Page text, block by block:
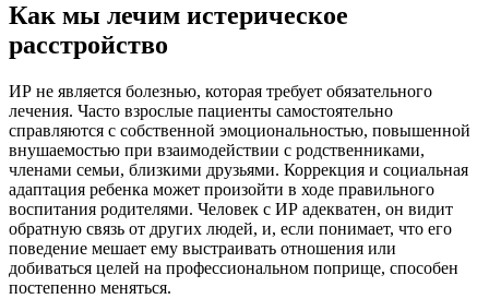
Как мы лечим истерическое
расстройство
ИР не является болезнью, которая требует обязательного
лечения. Часто взрослые пациенты самостоятельно
справляются с собственной эмоциональностью, повышенной
внушаемостью при взаимодействии с родственниками,
членами семьи, близкими друзьями. Коррекция и социальная
адаптация ребенка может произойти в ходе правильного
воспитания родителями. Человек с ИР адекватен, он видит
обратную связь от других людей, и, если понимает, что его
поведение мешает ему выстраивать отношения или
добиваться целей на профессиональном поприще, способен
постепенно меняться.